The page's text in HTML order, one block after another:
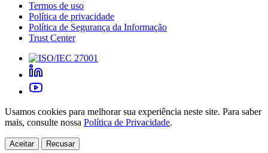
Termos de uso
Política de privacidade
Política de Segurança da Informação
Trust Center
Usamos cookies para melhorar sua experiência neste site. Para saber
mais, consulte nossa Política de Privacidade.
Aceitar Recusar